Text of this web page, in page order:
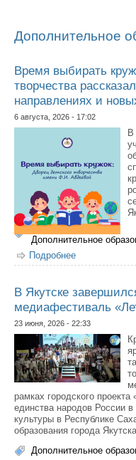
Дополнительное
Время выбирать
творчества
направлениях и
6 августа, 2026 - 17:02
В
Дополнительное
Подробнее
творчества
В Якутске
медиафестиваль
23 июня, 2026 - 22:33
рамках городского
единства народов России
культуры в Республике
образования города Якутска.
Дополнительное